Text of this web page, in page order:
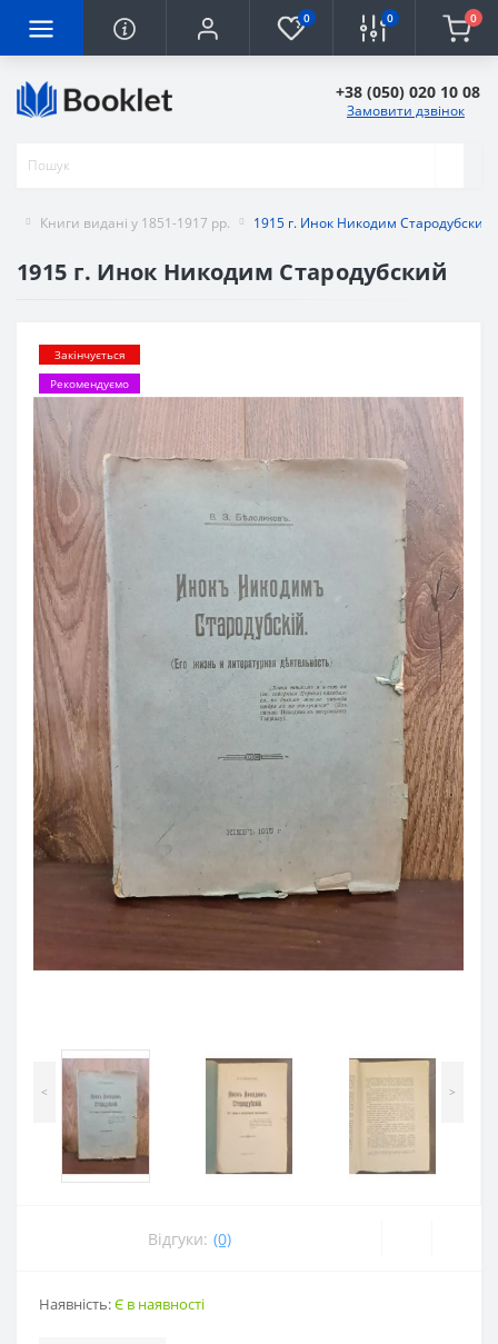
0 0 0
+38 (050) 020 10 08
Замовити дзвінок
Книги видані у 1851-1917 рр. 1915 г. Инок Никодим Стародубский
1915 г. Инок Никодим Стародубский
Закінчується
Рекомендуємо
< >
Відгуки: (0)
Наявність:Є в наявності